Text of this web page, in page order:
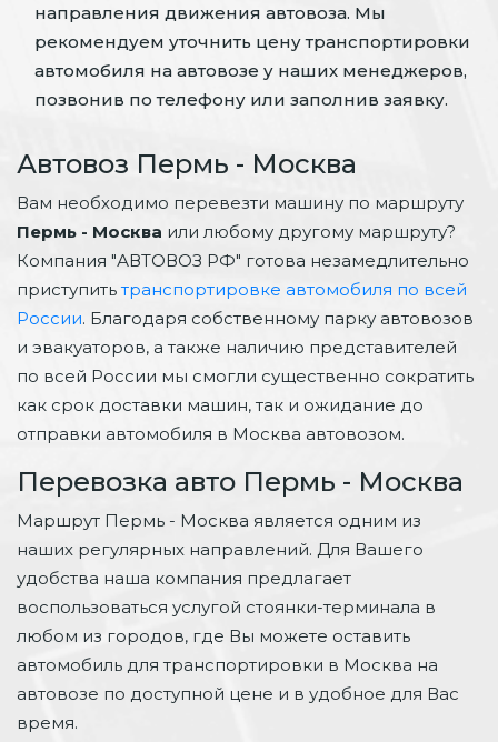
направления движения автовоза. Мы
рекомендуем уточнить цену транспортировки
автомобиля на автовозе у наших менеджеров,
позвонив по телефону или заполнив заявку.
Автовоз Пермь - Москва
Вам необходимо перевезти машину по маршруту
Пермь - Москва или любому другому маршруту?
Компания "АВТОВОЗ РФ" готова незамедлительно
приступитьтранспортировке автомобиля по всей
России. Благодаря собственному парку автовозов
и эвакуаторов, а также наличию представителей
по всей России мы смогли существенно сократить
как срок доставки машин, так и ожидание до
отправки автомобиля в Москва автовозом.
Перевозка авто Пермь - Москва
Маршрут Пермь - Москва является одним из
наших регулярных направлений. Для Вашего
удобства наша компания предлагает
воспользоваться услугой стоянки-терминала в
любом из городов, где Вы можете оставить
автомобиль для транспортировки в Москва на
автовозе по доступной цене и в удобное для Вас
время.